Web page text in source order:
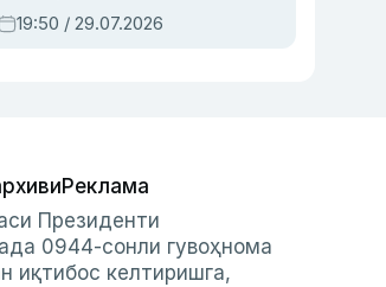
чиққан қаҳрамон —
Украина армияси бош
19:50 / 29.07.2026
Реклама
Президенти
0944-сонли гувоҳнома
иқтибос келтиришга,